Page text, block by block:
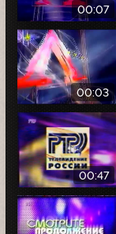
00:07
00:03
00:47